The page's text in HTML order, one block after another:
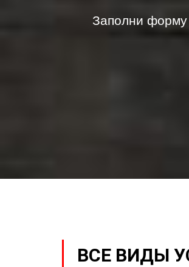
Заполни форму
ВСЕ ВИДЫ